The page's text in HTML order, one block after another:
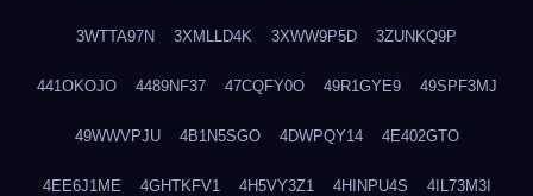
3WTTA97N 3XMLLD4K 3XWW9P5D 3ZUNKQ9P
441OKOJO 4489NF37 47CQFY0O 49R1GYE9 49SPF3MJ
49WWVPJU 4B1N5SGO 4DWPQY14 4E402GTO
4EE6J1ME 4GHTKFV1 4H5VY3Z1 4HINPU4S 4IL73M3I